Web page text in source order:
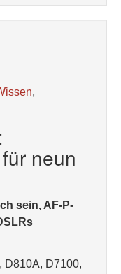
,
neun
sein, AF-P-
D810A, D7100,